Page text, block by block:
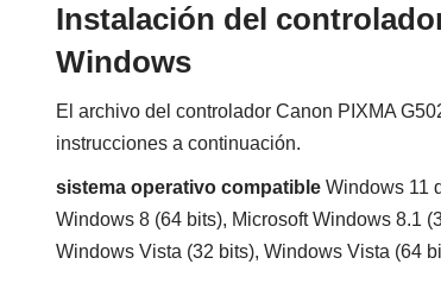
Instalación del
Windows
El archivo del controlador Canon PIXMA
instrucciones a continuación.
sistema operativo compatible Windows 11
Windows 8 (64 bits), Microsoft Windows 8.1
Windows Vista (32 bits), Windows Vista (64